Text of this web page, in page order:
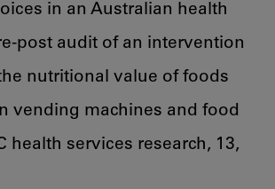
in an Australian health
post audit of an intervention
nutritional value of foods
vending machines and food
health services research, 13,